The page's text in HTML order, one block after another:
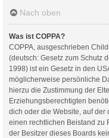
Nach oben
Was ist COPPA?
COPPA, ausgeschrieben
(deutsch: Gesetz zum Schutz
1998) ist ein Gesetz in den
möglicherweise persönliche
hierzu die Zustimmung der
Erziehungsberechtigten
dich oder die Website, auf der
einen rechtlichen Beistand zu
der Besitzer dieses Boards